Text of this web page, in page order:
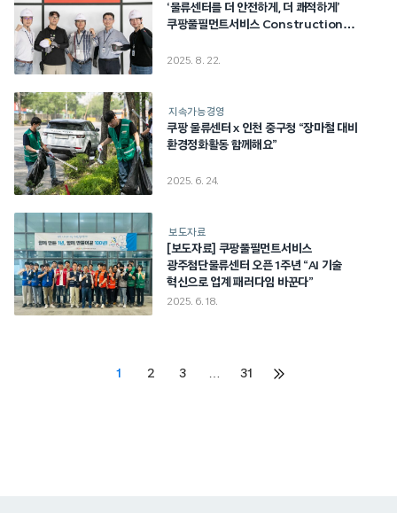
‘물류센터를 더 안전하게, 더 쾌적하게’
쿠팡풀필먼트서비스 Construction
2025. 8. 22.
지속가능경영
쿠팡 물류센터 x 인천 중구청 “장마철 대비
환경정화활동 함께해요”
2025. 6. 24.
보도자료
[보도자료] 쿠팡풀필먼트서비스
광주첨단물류센터 오픈 1주년 “AI 기술
혁신으로 업계 패러다임 바꾼다”
2025. 6. 18.
1 2 3 … 31
다음